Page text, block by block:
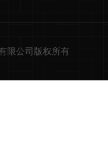
限公司版权所有